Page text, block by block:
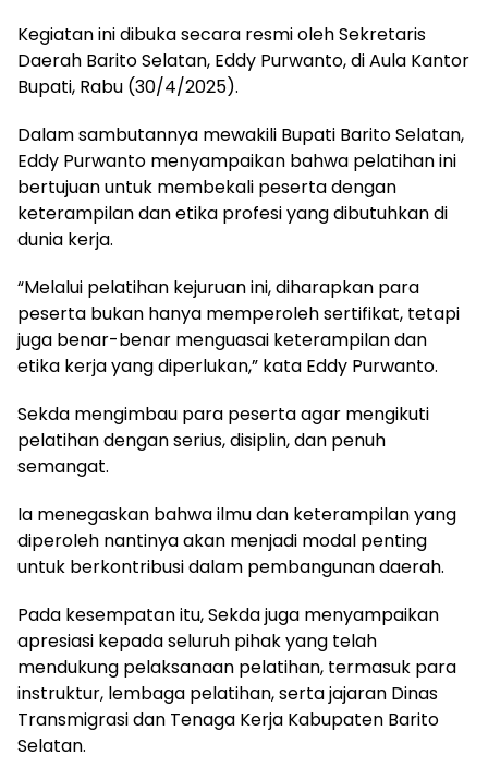
Kegiatan ini dibuka secara resmi oleh Sekretaris
Daerah Barito Selatan, Eddy Purwanto, di Aula Kantor
Bupati, Rabu (30/4/2025).
Dalam sambutannya mewakili Bupati Barito Selatan,
Eddy Purwanto menyampaikan bahwa pelatihan ini
bertujuan untuk membekali peserta dengan
keterampilan dan etika profesi yang dibutuhkan di
dunia kerja.
“Melalui pelatihan kejuruan ini, diharapkan para
peserta bukan hanya memperoleh sertifikat, tetapi
juga benar-benar menguasai keterampilan dan
etika kerja yang diperlukan,” kata Eddy Purwanto.
Sekda mengimbau para peserta agar mengikuti
pelatihan dengan serius, disiplin, dan penuh
semangat.
Ia menegaskan bahwa ilmu dan keterampilan yang
diperoleh nantinya akan menjadi modal penting
untuk berkontribusi dalam pembangunan daerah.
Pada kesempatan itu, Sekda juga menyampaikan
apresiasi kepada seluruh pihak yang telah
mendukung pelaksanaan pelatihan, termasuk para
instruktur, lembaga pelatihan, serta jajaran Dinas
Transmigrasi dan Tenaga Kerja Kabupaten Barito
Selatan.